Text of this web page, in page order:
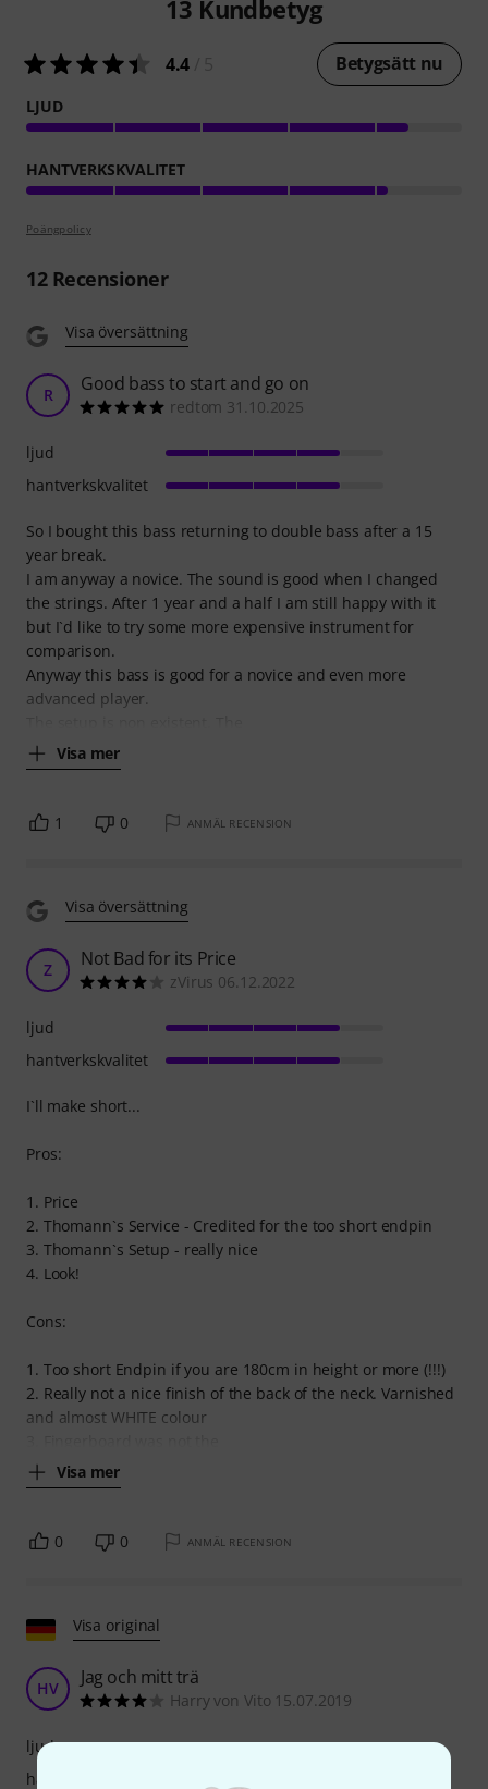
13 Kundbetyg
4.4 Betygsätt nu
LJUD
HANTVERKSKVALITET
Poängpolicy
12Recensioner
Visa översättning
R Good bass to start and go on
redtom 31.10.2025
So I bought this bass returning to double bass after a 15
year break.
I am anyway a novice. The sound is good when I changed
the strings. After 1 year and a half I am still happy with it
but I`d like to try some more expensive instrument for
comparison.
Anyway this bass is good for a novice and even more
advanced player.
Visa mer
ljud
hantverkskvalitet
1 0 ANMÄL RECENSION
Visa översättning
Z Not Bad for its Price
zVirus 06.12.2022
I`ll make short...
Pros:
1. Price
2. Thomann`s Service - Credited for the too short endpin
3. Thomann`s Setup - really nice
4. Look!
Cons:
1. Too short Endpin if you are 180cm in height or more (!!!)
2. Really not a nice finish of the back of the neck. Varnished
and almost WHITE colour
Visa mer
ljud
hantverkskvalitet
0 0 ANMÄL RECENSION
Visa original
HV Jag och mitt trä
Harry von Vito 15.07.2019
ljud
hantverkskvalitet